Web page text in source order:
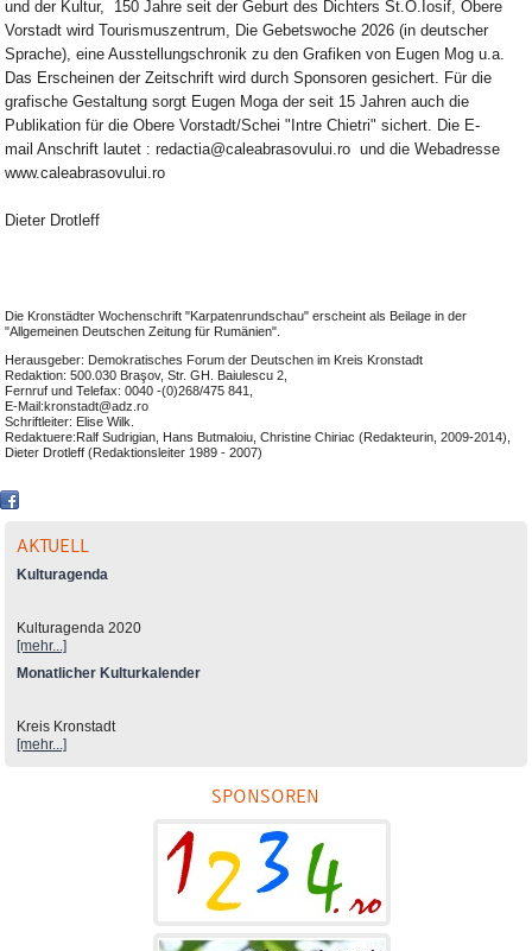
und der Kultur, 150 Jahre seit der Geburt des Dichters St.O.Iosif, Obere
Vorstadt wird Tourismuszentrum, Die Gebetswoche 2026 (in deutscher
Sprache), eine Ausstellungschronik zu den Grafiken von Eugen Mog u.a.
Das Erscheinen der Zeitschrift wird durch Sponsoren gesichert. Für die
grafische Gestaltung sorgt Eugen Moga der seit 15 Jahren auch die
Publikation für die Obere Vorstadt/Schei "Intre Chietri" sichert. Die E-
mail Anschrift lautet : redactia@caleabrasovului.ro und die Webadresse
www.caleabrasovului.ro
Dieter Drotleff
Die Kronstädter Wochenschrift "Karpatenrundschau" erscheint als Beilage in der
"Allgemeinen Deutschen Zeitung für Rumänien".
Herausgeber: Demokratisches Forum der Deutschen im Kreis Kronstadt
Redaktion: 500.030 Braşov, Str. GH. Baiulescu 2,
Fernruf und Telefax: 0040 -(0)268/475 841,
E-Mail:kronstadt@adz.ro
Schriftleiter: Elise Wilk.
Redaktuere:Ralf Sudrigian, Hans Butmaloiu, Christine Chiriac (Redakteurin, 2009-2014),
Dieter Drotleff (Redaktionsleiter 1989 - 2007)
AKTUELL
Kulturagenda
Kulturagenda 2020
[mehr...]
Monatlicher Kulturkalender
Kreis Kronstadt
[mehr...]
SPONSOREN